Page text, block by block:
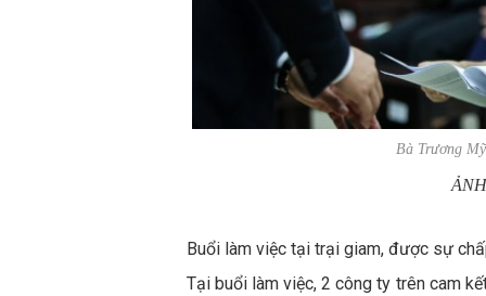
Bà Trương
Buổi làm việc tại trại giam, được sự
Tại buổi làm việc, 2 công ty trên cam